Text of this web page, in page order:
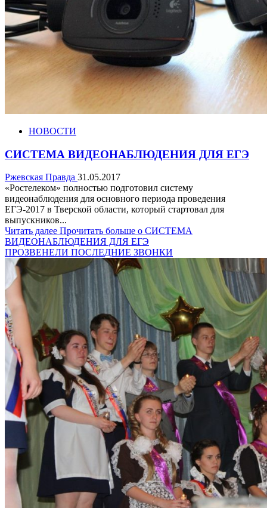
НОВОСТИ
СИСТЕМА ВИДЕОНАБЛЮДЕНИЯ ДЛЯ ЕГЭ
Ржевская Правда 31.05.2017
«Ростелеком» полностью подготовил систему
видеонаблюдения для основного периода проведения
ЕГЭ-2017 в Тверской области, который стартовал для
выпускников...
Читать далее Прочитать больше о СИСТЕМА
ВИДЕОНАБЛЮДЕНИЯ ДЛЯ ЕГЭ
ПРОЗВЕНЕЛИ ПОСЛЕДНИЕ ЗВОНКИ